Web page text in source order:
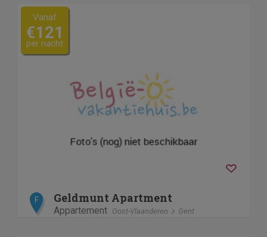
Vanaf
€121
per nacht
F Geldmunt Apartment
Appartement Oost-Vlaanderen Gent